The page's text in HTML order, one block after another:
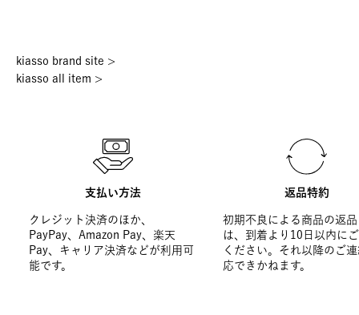
kiasso brand site >
kiasso all item >
支払い方法
クレジット決済のほか、
PayPay、Amazon Pay、楽天
Pay、キャリア決済などが利用可
能です。
返品特約
初期不良による商品の返
は、到着より10日以内に
ください。それ以降のご
応できかねます。